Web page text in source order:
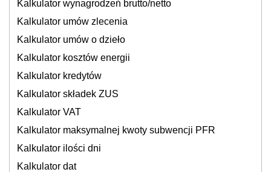
Kalkulator wynagrodzeń brutto/netto
Kalkulator umów zlecenia
Kalkulator umów o dzieło
Kalkulator kosztów energii
Kalkulator kredytów
Kalkulator składek ZUS
Kalkulator VAT
Kalkulator maksymalnej kwoty subwencji PFR
Kalkulator ilości dni
Kalkulator dat